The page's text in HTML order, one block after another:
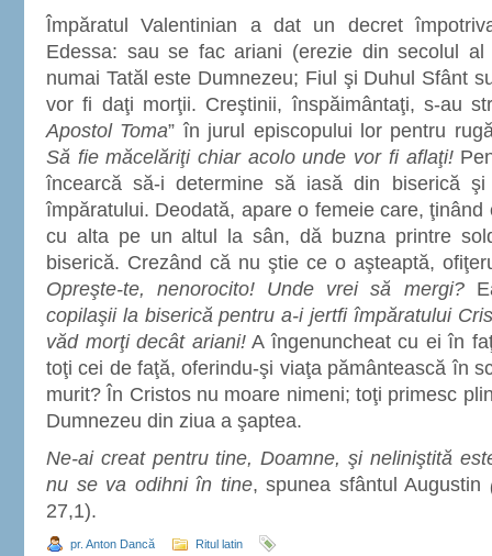
Împăratul Valentinian a dat un decret
Edessa: sau se fac ariani (erezie din secolul
numai Tatăl este Dumnezeu; Fiul şi Duhul Sfânt
vor fi daţi morţii. Creştinii, înspăimântaţi, s-au
Apostol Toma” în jurul episcopului lor pentru
Să fie măcelăriţi chiar acolo unde vor fi aflaţi!
încearcă să-i determine să iasă din biserică
împăratului. Deodată, apare o femeie care,
cu alta pe un altul la sân, dă buzna printre
biserică. Crezând că nu ştie ce o aşteaptă,
Opreşte-te, nenorocito! Unde vrei să mergi?
copilaşii la biserică pentru a-i jertfi împăratului
văd morţi decât ariani!A îngenuncheat cu ei în
toţi cei de faţă, oferindu-şi viaţa pământească în
murit? În Cristos nu moare nimeni; toţi primesc
Dumnezeu din ziua a şaptea.
Ne-ai creat pentru tine, Doamne, şi neliniştită
nu se va odihni în tine, spunea sfântul Augustin
27,1).
pr. Anton Dancă Ritul latin